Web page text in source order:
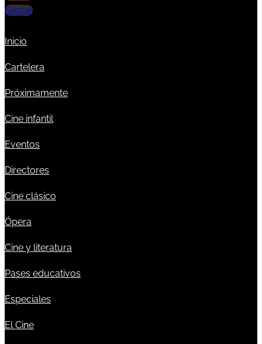
Seguir
Inicio
Cartelera
Próximamente
Cine infantil
Eventos
Directores
Cine clásico
Ópera
Cine y literatura
Pases educativos
Especiales
El Cine